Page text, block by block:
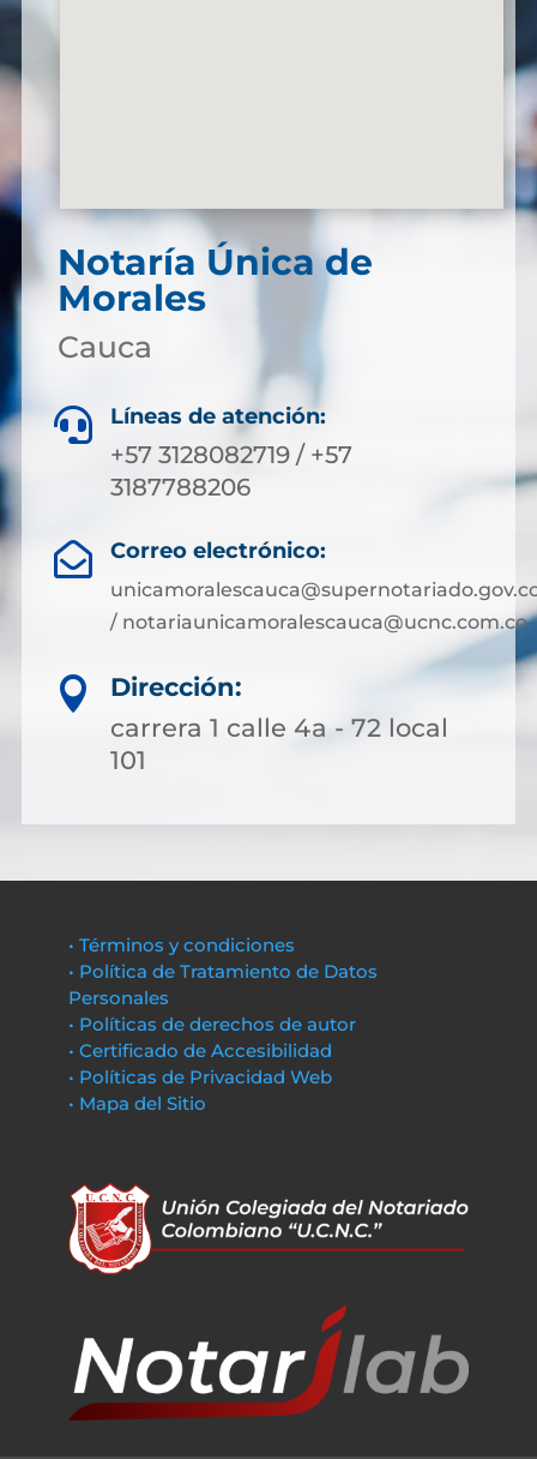
Notaría Única de
Morales
Cauca
 Líneas de atención:
+57 3128082719 / +57
3187788206
 Correo electrónico:
/ notariaunicamoralescauca@ucnc.com.co

Dirección:
carrera 1 calle 4a - 72 local
101
• Términos y condiciones
• Política de Tratamiento de Datos
Personales
• Políticas de derechos de autor
• Certificado de Accesibilidad
• Políticas de Privacidad Web
• Mapa del Sitio